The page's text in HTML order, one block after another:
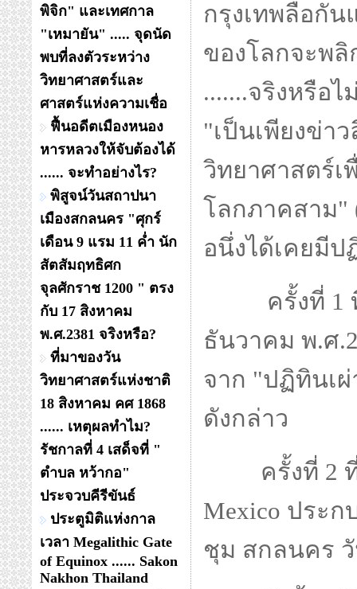
พิจิก" และเทศกาล
"เหมายัน" ..... จุดนัด
พบที่ลงตัวระหว่าง
วิทยาศาสตร์และ
ศาสตร์แห่งความเชื่อ
ฟื้นอดีตเมืองหนอง
หารหลวงให้จับต้องได้
...... จะทำอย่างไร?
พิสูจน์วันสถาปนา
เมืองสกลนคร "ศุกร์
เดือน 9 แรม 11 ค่ำ นัก
สัตสัมฤทธิศก
จุลศักราช 1200 " ตรง
กับ 17 สิงหาคม
พ.ศ.2381 จริงหรือ?
ที่มาของวัน
วิทยาศาสตร์แห่งชาติ
18 สิงหาคม คศ 1868
...... เหตุผลทำไม?
รัชกาลที่ 4 เสด็จที่ "
ตำบล หว้ากอ"
ประจวบคีรีขันธ์
ประตูมิติแห่งกาล
เวลา Megalithic Gate
of Equinox ...... Sakon
Nakhon Thailand
กรุงเทพลือกั
ของโลกจะพ
.......จริงหรือ
"เป็นเพียงข่า
วิทยาศาสตร์
โลกภาคสาม"
อนึ่งได้เคยมี
ครั้งที่ 1 ที่ป
ธันวาคม พ.ศ
จาก "ปฏิทินเ
ดังกล่าว
ครั้งที่ 2 ที่ปี
Mexico ประ
ชุม สกลนคร วั